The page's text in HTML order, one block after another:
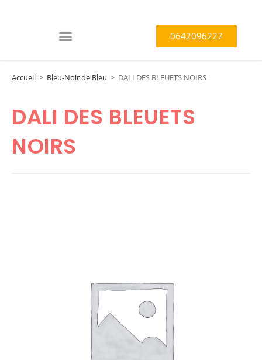
0642096227
Accueil > Bleu-Noir de Bleu > DALI DES BLEUETS NOIRS
DALI DES BLEUETS
NOIRS